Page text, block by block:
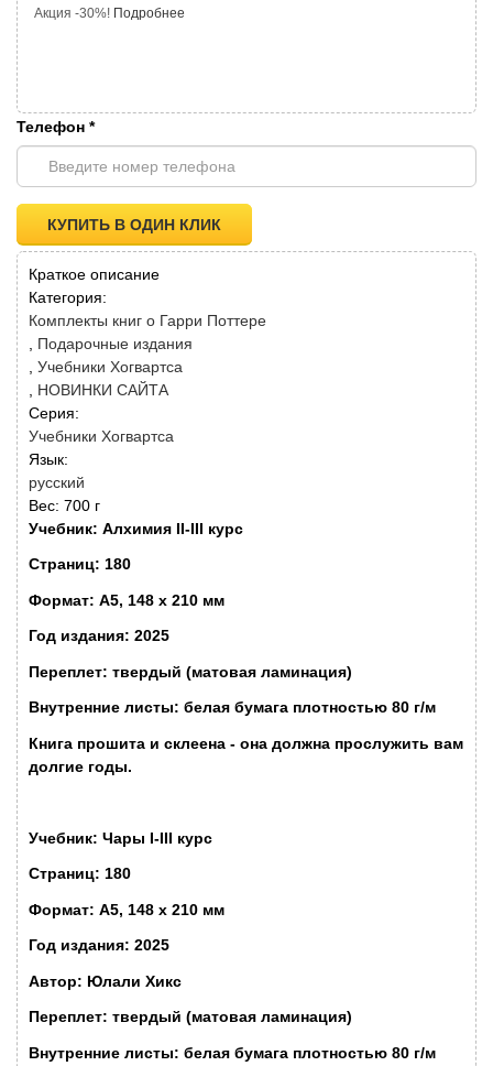
Краткое описание
Категория:
Комплекты книг о Гарри Поттере
Подарочные издания
Учебники Хогвартса
НОВИНКИ САЙТА
Серия:
Учебники Хогвартса
Язык:
русский
Вес: 700 г
Учебник: Алхимия II-III курс
Страниц: 180
Формат: А5, 148 x 210 мм
Год издания: 2025
Переплет: твердый (матовая ламинация)
Внутренние листы: белая бумага плотностью 80 г/м
Книга прошита и склеена - она должна прослужить вам
долгие годы.
Учебник: Чары I-III курс
Страниц: 180
Формат: А5, 148 x 210 мм
Год издания: 2025
Автор: Юлали Хикс
Переплет: твердый (матовая ламинация)
Внутренние листы: белая бумага плотностью 80 г/м
Акция -30%! Подробнее
Телефон *
КУПИТЬ В ОДИН КЛИК